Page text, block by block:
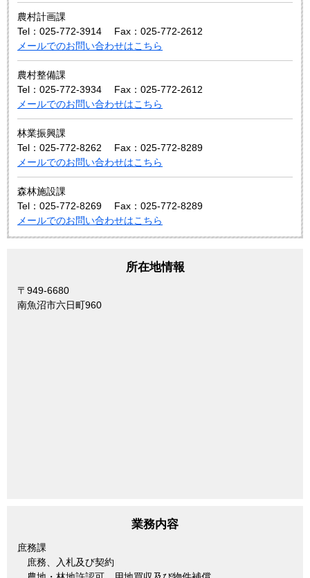
農村計画課
Tel：025-772-3914
Fax：025-772-2612
メールでのお問い合わせはこちら
農村整備課
Tel：025-772-3934
Fax：025-772-2612
メールでのお問い合わせはこちら
林業振興課
Tel：025-772-8262
Fax：025-772-8289
メールでのお問い合わせはこちら
森林施設課
Tel：025-772-8269
Fax：025-772-8289
メールでのお問い合わせはこちら
所在地情報
〒949-6680
南魚沼市六日町960
業務内容
庶務課
庶務、入札及び契約